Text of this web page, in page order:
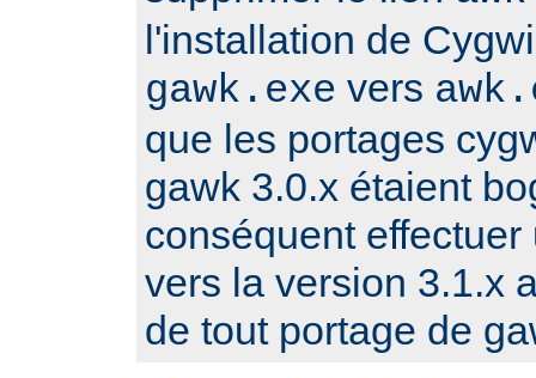
l'installation de
gawk.exe vers
que les portages
gawk 3.0.x étaient
conséquent
vers la version 3.1.x
de tout portage de